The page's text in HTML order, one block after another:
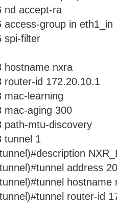
nd accept-ra
access-group in eth1_in
spi-filter
hostname nxra
router-id 172.20.10.1
mac-learning
mac-aging 300
path-mtu-discovery
tunnel 1
address
hostname
router-id